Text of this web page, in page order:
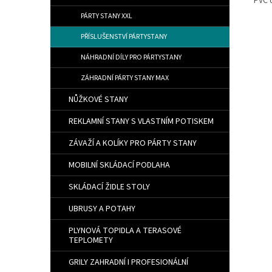
PÁRTY STANY XXL
PŘÍSLUŠENSTVÍ PÁRTYSTANY
NÁHRADNÍ DÍLY PRO PÁRTYSTANY
ZÁHRADNÍ PÁRTY STANY MAX
NŮŽKOVÉ STANY
REKLAMNÍ STANY S VLASTNÍM POTISKEM
ZÁVAŽÍ A KOLÍKY PRO PÁRTY STANY
MOBILNÍ SKLÁDACÍ PODLAHA
SKLÁDACÍ ŽIDLE STOLY
UBRUSY A POTAHY
PLYNOVÁ TOPIDLA A TERASOVÉ
TEPLOMETY
GRILY ZAHRADNÍ I PROFESIONÁLNÍ